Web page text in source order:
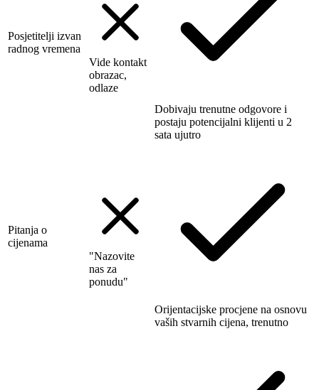
Posjetitelji izvan
radnog vremena
Vide kontakt
obrazac,
odlaze
Dobivaju trenutne odgovore i
postaju potencijalni klijenti u 2
sata ujutro
Pitanja o
cijenama
"Nazovite
nas za
ponudu"
Orijentacijske procjene na osnovu
vaših stvarnih cijena, trenutno